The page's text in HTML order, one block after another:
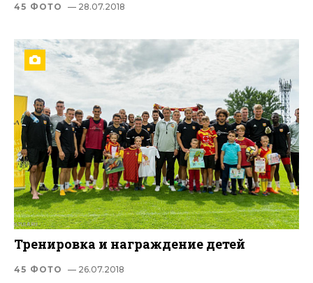
45 ФОТО — 28.07.2018
Тренировка и награждение детей
45 ФОТО — 26.07.2018